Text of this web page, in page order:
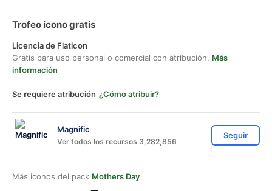
Trofeo icono gratis
Licencia de Flaticon
Gratis para uso personal o comercial con atribución. Más
información
Se requiere atribución ¿Cómo atribuir?
Magnific
Ver todos los recursos 3,282,856
Seguir
Más iconos del pack Mothers Day